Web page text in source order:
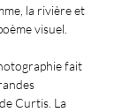
la rivière et
visuel.
fait
Curtis. La